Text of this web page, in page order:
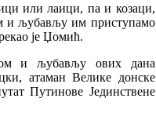
или лаици, па и козаци,
и љубављу им приступамо
је Џомић.
и љубављу ових дана
атаман Велике донске
Путинове Јединствене